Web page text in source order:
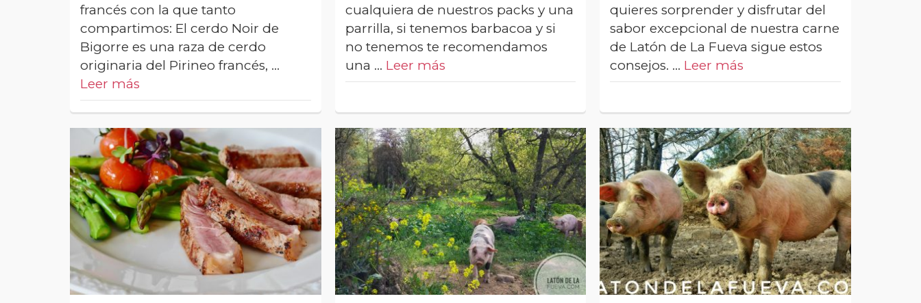
francés con la que tanto
compartimos: El cerdo Noir de
Bigorre es una raza de cerdo
originaria del Pirineo francés, …
Leer más
cualquiera de nuestros packs y una
parrilla, si tenemos barbacoa y si
no tenemos te recomendamos
una … Leer más
quieres sorprender y disfrutar del
sabor excepcional de nuestra carne
de Latón de La Fueva sigue estos
consejos. … Leer más